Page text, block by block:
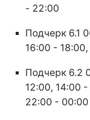
- 22:00
Подчерк 6.1
16:00 -
Подчерк 6.2
12:00, 14:00
22:00 - 00:00